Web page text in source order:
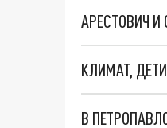
АРЕСТОВИЧ